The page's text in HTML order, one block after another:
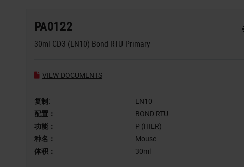
PA0122
30ml CD3 (LN10) Bond RTU Primary
VIEW DOCUMENTS
复制: LN10
配置：
BOND RTU
功能：
P (HIER)
种名：
Mouse
体积：
30ml